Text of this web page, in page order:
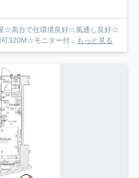
☆高台で住環境良好☆風通し良好☆
320M☆モニター付...
もっと見る